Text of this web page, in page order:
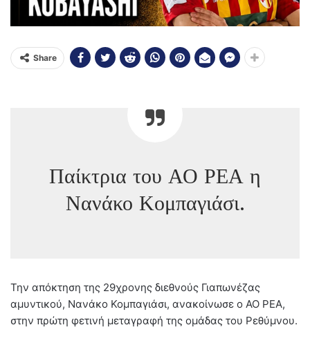
Share
Παίκτρια του ΑΟ ΡΕΑ η
Νανάκο Κομπαγιάσι.
Την απόκτηση της 29χρονης διεθνούς Γιαπωνέζας
αμυντικού, Νανάκο Κομπαγιάσι, ανακοίνωσε ο ΑΟ ΡΕΑ,
στην πρώτη φετινή μεταγραφή της ομάδας του Ρεθύμνου.